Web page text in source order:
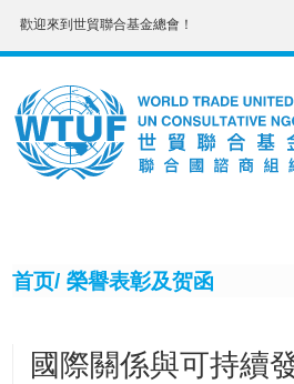
歡迎來到世貿聯合基金總會！
首页/ 榮譽表彰及贺函
國際關係與可持續